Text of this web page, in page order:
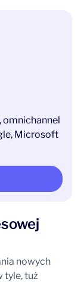
omnichannel
Microsoft
nowych
tyle, tuż